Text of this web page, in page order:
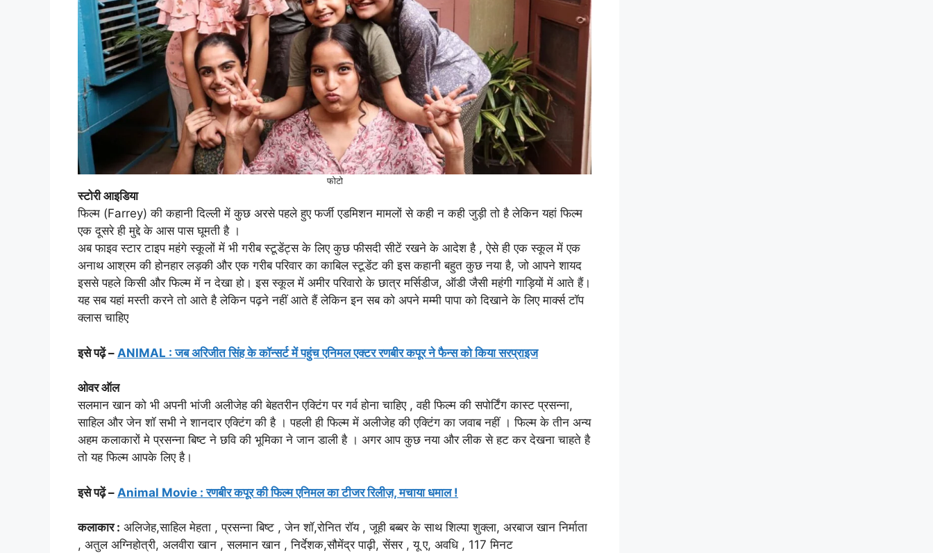
फोटो
स्टोरी आइडिया
फिल्म (Farrey) की कहानी दिल्ली में कुछ अरसे पहले हुए फर्जी एडमिशन मामलों से कही न कही जुड़ी तो है लेकिन यहां फिल्म
एक दूसरे ही मुद्दे के आस पास घूमती है ।
अब फाइव स्टार टाइप महंगे स्कूलों में भी गरीब स्टूडेंट्स के लिए कुछ फीसदी सीटें रखने के आदेश है , ऐसे ही एक स्कूल में एक
अनाथ आश्रम की होनहार लड़की और एक गरीब परिवार का काबिल स्टूडेंट की इस कहानी बहुत कुछ नया है, जो आपने शायद
इससे पहले किसी और फिल्म में न देखा हो। इस स्कूल में अमीर परिवारो के छात्र मर्सिडीज, ऑडी जैसी महंगी गाड़ियों में आते हैं।
यह सब यहां मस्ती करने तो आते है लेकिन पढ़ने नहीं आते हैं लेकिन इन सब को अपने मम्मी पापा को दिखाने के लिए मार्क्स टॉप
क्लास चाहिए
इसे पढ़ें – ANIMAL : जब अरिजीत सिंह के कॉन्सर्ट में पहुंच एनिमल एक्टर रणबीर कपूर ने फैन्स को किया सरप्राइज
ओवर ऑल
सलमान खान को भी अपनी भांजी अलीजेह की बेहतरीन एक्टिंग पर गर्व होना चाहिए , वही फिल्म की सपोर्टिंग कास्ट प्रसन्ना,
साहिल और जेन शॉ सभी ने शानदार एक्टिंग की है । पहली ही फिल्म में अलीजेह की एक्टिंग का जवाब नहीं । फिल्म के तीन अन्य
अहम कलाकारों मे प्रसन्ना बिष्ट ने छवि की भूमिका ने जान डाली है । अगर आप कुछ नया और लीक से हट कर देखना चाहते है
तो यह फिल्म आपके लिए है।
इसे पढ़ें – Animal Movie : रणबीर कपूर की फिल्म एनिमल का टीजर रिलीज़, मचाया धमाल !
कलाकार : अलिजेह,साहिल मेहता , प्रसन्ना बिष्ट , जेन शॉ,रोनित रॉय , जूही बब्बर के साथ शिल्पा शुक्ला, अरबाज खान निर्माता
, अतुल अग्निहोत्री, अलवीरा खान , सलमान खान , निर्देशक,सौमेंद्र पाढ़ी, सेंसर , यू ए, अवधि , 117 मिनट